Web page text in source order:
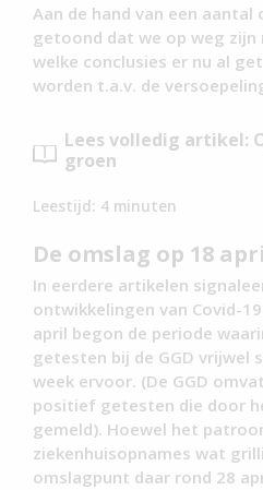
Aan de hand van een
getoond dat we op weg zijn
welke conclusies er nu al
worden t.a.v. de
Lees volledig artikel:
groen
Leestijd: 4 minuten
De omslag op 18
In eerdere artikelen
ontwikkelingen van Covid-
april begon de periode
getesten bij de GGD vrijwel
week ervoor. (De GGD
positief getesten die door
gemeld). Hoewel het
ziekenhuisopnames wat
omslagpunt daar rond 28